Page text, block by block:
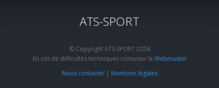
ATS-SPORT
© Copyright ATS-SPORT 2026
En cas de difficultés techniques contacter le Webmaster
Nous contacter| Mentions légales